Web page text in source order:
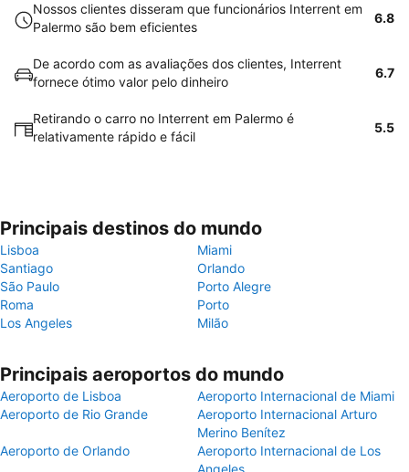
Nossos clientes disseram que funcionários Interrent em
Palermo são bem eficientes
6.8
De acordo com as avaliações dos clientes, Interrent
fornece ótimo valor pelo dinheiro
6.7
Retirando o carro no Interrent em Palermo é
relativamente rápido e fácil
5.5
Principais destinos do mundo
Lisboa
Miami
Santiago
Orlando
São Paulo
Porto Alegre
Roma
Porto
Los Angeles
Milão
Principais aeroportos do mundo
Aeroporto de Lisboa
Aeroporto Internacional de Miami
Aeroporto de Rio Grande
Aeroporto Internacional Arturo
Merino Benítez
Aeroporto de Orlando
Aeroporto Internacional de Los
Angeles